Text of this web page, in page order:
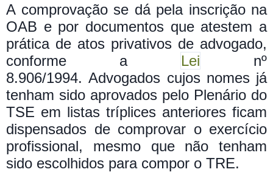
A comprovação se dá pela inscrição na
OAB e por documentos que atestem a
prática de atos privativos de advogado,
conforme a
Lei nº
8.906/1994.Advogados cujos nomes já
tenham sido aprovados pelo Plenário do
TSE em listas tríplices anteriores ficam
dispensados de comprovar o exercício
profissional, mesmo que não tenham
sido escolhidos para compor o TRE.